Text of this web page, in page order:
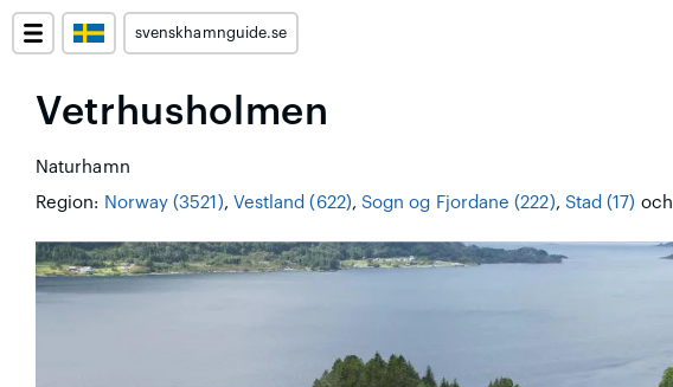
svenskhamnguide.se
Vetrhusholmen
Naturhamn
Region: Norway (3521), Vestland (622), Sogn og Fjordane (222), Stad (17) och